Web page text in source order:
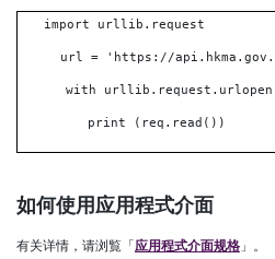
import urllib.request
url = 'https://
with
print (req.read())
如何使用应用程式介面
有关详情，请浏覧「 应用程式介面规格 」。